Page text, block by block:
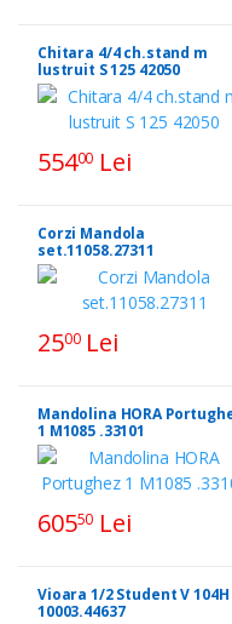
Chitara 4/4 ch.stand m
lustruit S 125 42050
55400 Lei
Corzi Mandola
set.11058.27311
2500Lei
Mandolina HORA
1 M1085 .33101
60550 Lei
Vioara 1/2 Student V 104H
10003.44637